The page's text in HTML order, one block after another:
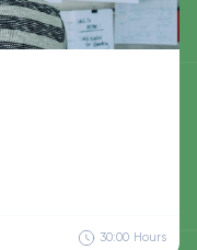
30:00 Hours